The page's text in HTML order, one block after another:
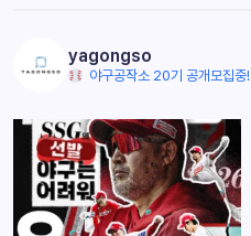
yagongso
야구공작소 20기 공개모집중!